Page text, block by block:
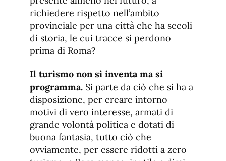
richiedere rispetto nell’ambito
provinciale per una città che ha secoli
di storia, le cui tracce si perdono
prima di Roma?
Il turismo non si inventa ma si
programma. Si parte da ciò che si ha a
disposizione, per creare intorno
motivi di vero interesse, armati di
grande volontà politica e dotati di
buona fantasia, tutto ciò che
ovviamente, per essere ridotti a zero